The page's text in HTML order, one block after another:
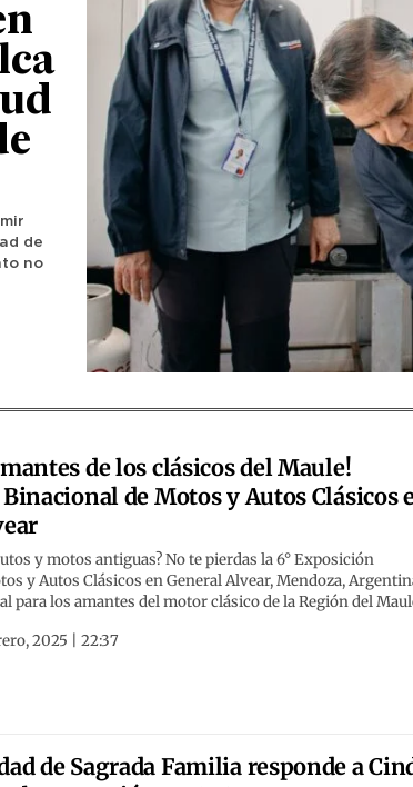
de
no
de los clásicos del Maule!
de Motos y Autos Clásicos
y motos antiguas? No te pierdas la 6° Exposición
y Autos Clásicos en General Alvear, Mendoza,
para los amantes del motor clásico de la Región del
2025 | 22:37
de Sagrada Familia responde a